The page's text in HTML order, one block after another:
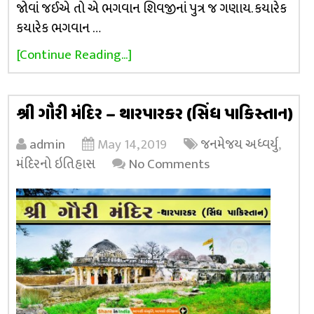
જોવાં જઈએ તો એ ભગવાન શિવજીનાં પુત્ર જ ગણાય. કયારેક
કયારેક ભગવાન …
[Continue Reading...]
શ્રી ગૌરી મંદિર – થારપારકર (સિંધ પાકિસ્તાન)
admin May 14, 2019 જનમેજય અધ્વર્યુ,
મંદિરનો ઇતિહાસ
No Comments